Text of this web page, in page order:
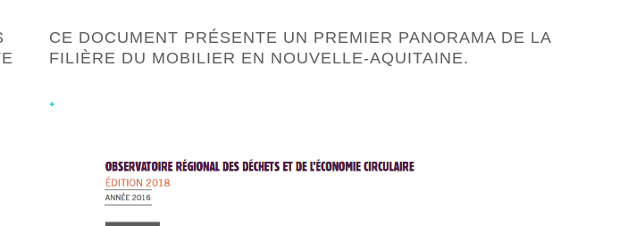
CE DOCUMENT PRÉSENTE UN PREMIER PANORAMA DE LA
FILIÈRE DU MOBILIER EN NOUVELLE-AQUITAINE.
+